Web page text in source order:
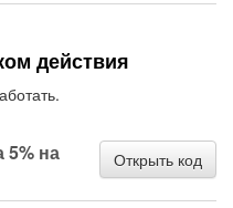
действия
5% на
Открыть код